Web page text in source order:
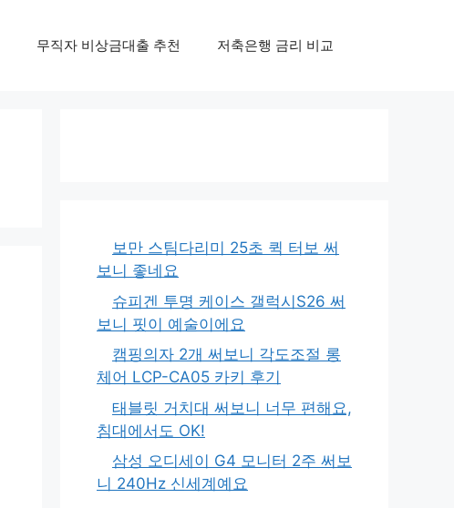
무직자 비상금대출 추천 저축은행 금리 비교
보만 스팀다리미 25초 퀵 터보 써
보니 좋네요
슈피겐 투명 케이스 갤럭시S26 써
보니 핏이 예술이에요
캠핑의자 2개 써보니 각도조절 롱
체어 LCP-CA05 카키 후기
태블릿 거치대 써보니 너무 편해요,
침대에서도 OK!
삼성 오디세이 G4 모니터 2주 써보
니 240Hz 신세계예요